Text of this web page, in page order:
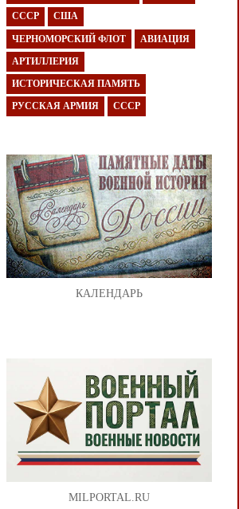
СССР США
ЧЕРНОМОРСКИЙ ФЛОТ АВИАЦИЯ
АРТИЛЛЕРИЯ
ИСТОРИЧЕСКАЯ ПАМЯТЬ
РУССКАЯ АРМИЯ СССР
КАЛЕНДАРЬ
MILPORTAL.RU